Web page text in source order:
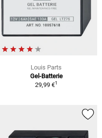
Louis Parts
Gel-Batterie
29,99 €1